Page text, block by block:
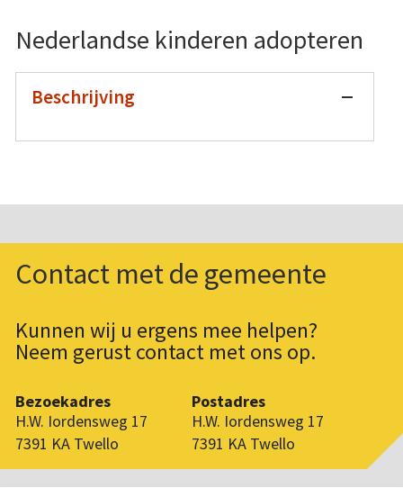
Nederlandse kinderen adopteren
Beschrijving
Contact met de gemeente
Kunnen wij u ergens mee helpen?
Neem gerust contact met ons op.
Bezoekadres
H.W. Iordensweg 17
7391 KA Twello
Postadres
H.W. Iordensweg 17
7391 KA Twello